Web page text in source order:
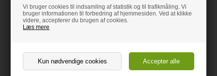
Vi bruger cookies til indsamling af statistik og til trafikmåling. Vi
bruger informationen til forbedring af hjemmesiden. Ved at klikke
videre, accepterer du brugen af cookies.
Læs mere
Hvid Køkkenbordsolie 0,75 l
Mahogni Køkkenbordsolie